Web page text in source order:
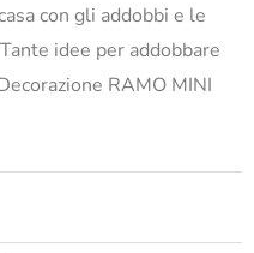
con gli addobbi e le
idee per addobbare
RAMO MINI